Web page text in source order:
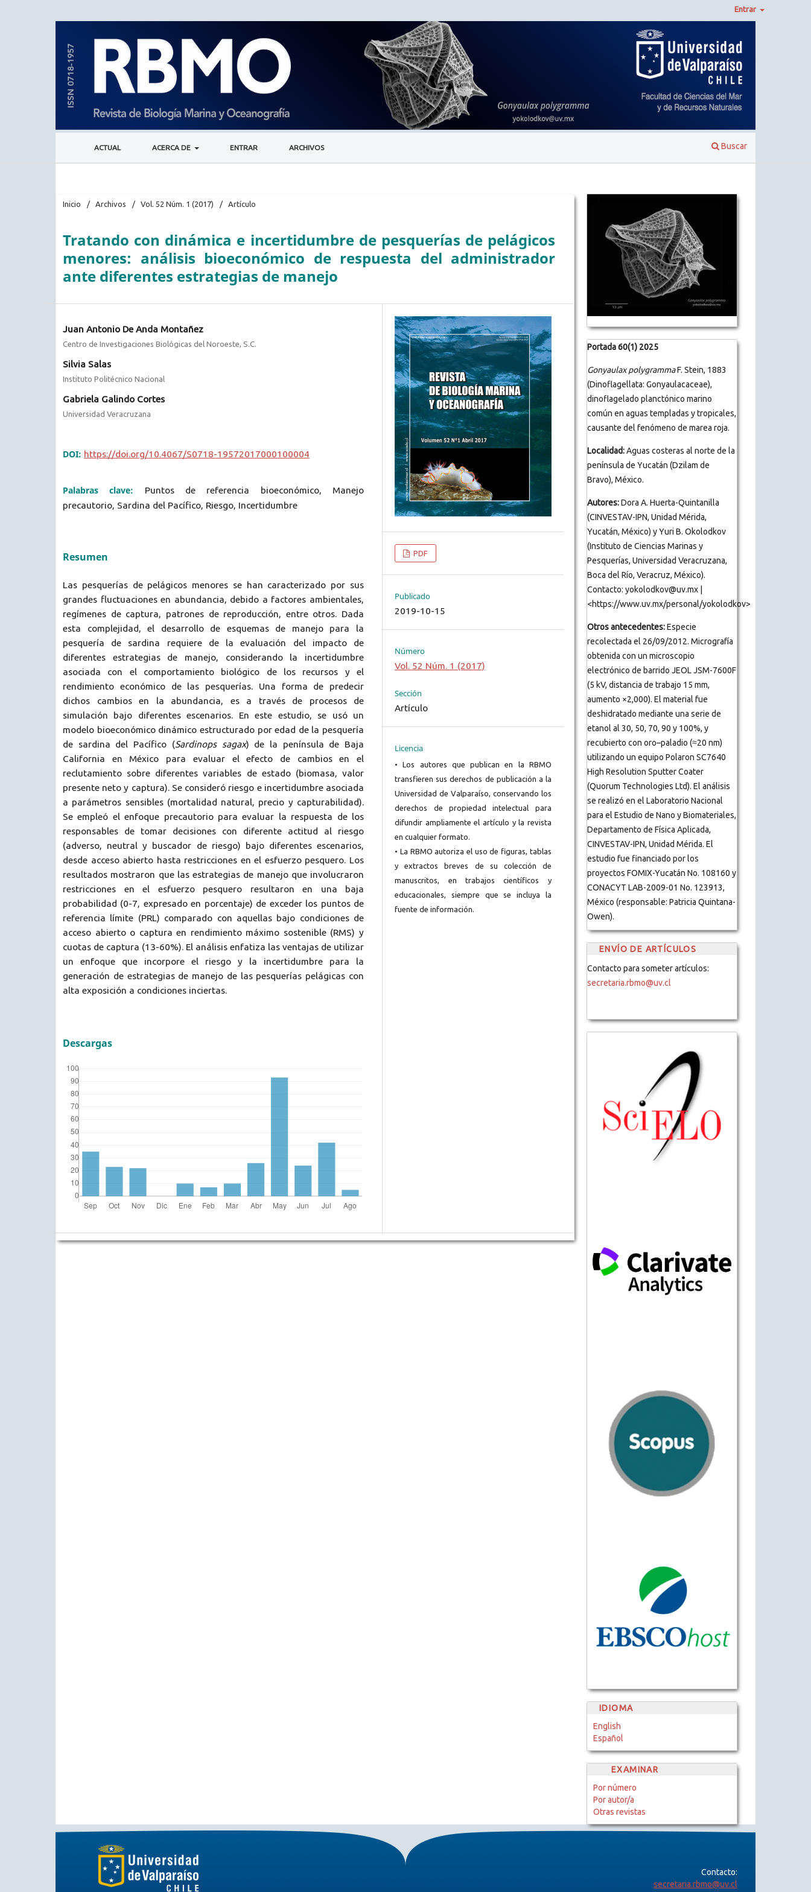
ACTUAL ACERCA DE ENTRAR ARCHIVOS Buscar
Entrar
Inicio / Archivos / Vol. 52 Núm. 1 (2017) / Artículo
Tratando con dinámica e incertidumbre de pesquerías de pelágicos
menores: análisis bioeconómico de respuesta del administrador
ante diferentes estrategias de manejo
Juan Antonio De Anda Montañez
Centro de Investigaciones Biológicas del Noroeste, S.C.
Silvia Salas
Instituto Politécnico Nacional
Gabriela Galindo Cortes
Universidad Veracruzana
DOI: https://doi.org/10.4067/S0718-19572017000100004
Palabras clave:
Puntos de referencia bioeconómico, Manejo
precautorio, Sardina del Pacífico, Riesgo, Incertidumbre
Resumen
Las pesquerías de pelágicos menores se han caracterizado por sus
grandes fluctuaciones en abundancia, debido a factores ambientales,
regímenes de captura, patrones de reproducción, entre otros. Dada
esta complejidad, el desarrollo de esquemas de manejo para la
pesquería de sardina requiere de la evaluación del impacto de
diferentes estrategias de manejo, considerando la incertidumbre
asociada con el comportamiento biológico de los recursos y el
rendimiento económico de las pesquerías. Una forma de predecir
dichos cambios en la abundancia, es a través de procesos de
simulación bajo diferentes escenarios. En este estudio, se usó un
modelo bioeconómico dinámico estructurado por edad de la pesquería
de sardina del Pacífico (Sardinops sagax) de la península de Baja
California en México para evaluar el efecto de cambios en el
reclutamiento sobre diferentes variables de estado (biomasa, valor
presente neto y captura). Se consideró riesgo e incertidumbre asociada
a parámetros sensibles (mortalidad natural, precio y capturabilidad).
Se empleó el enfoque precautorio para evaluar la respuesta de los
responsables de tomar decisiones con diferente actitud al riesgo
(adverso, neutral y buscador de riesgo) bajo diferentes escenarios,
desde acceso abierto hasta restricciones en el esfuerzo pesquero. Los
resultados mostraron que las estrategias de manejo que involucraron
restricciones en el esfuerzo pesquero resultaron en una baja
probabilidad (0-7, expresado en porcentaje) de exceder los puntos de
referencia límite (PRL) comparado con aquellas bajo condiciones de
acceso abierto o captura en rendimiento máximo sostenible (RMS) y
cuotas de captura (13-60%). El análisis enfatiza las ventajas de utilizar
un enfoque que incorpore el riesgo y la incertidumbre para la
generación de estrategias de manejo de las pesquerías pelágicas con
alta exposición a condiciones inciertas.
Descargas
PDF
Publicado
2019-10-15
Número
Vol. 52 Núm. 1 (2017)
Sección
Artículo
Licencia
• Los autores que publican en la RBMO
transfieren sus derechos de publicación a la
Universidad de Valparaíso, conservando los
derechos de propiedad intelectual para
difundir ampliamente el artículo y la revista
en cualquier formato.
• La RBMO autoriza el uso de figuras, tablas
y extractos breves de su colección de
manuscritos, en trabajos científicos y
educacionales, siempre que se incluya la
fuente de información.
Portada 60(1) 2025
Gonyaulax polygrammaF. Stein, 1883
(Dinoflagellata: Gonyaulacaceae),
dinoflagelado planctónico marino
común en aguas templadas y tropicales,
causante del fenómeno de marea roja.
Localidad:Aguas costeras al norte de la
península de Yucatán (Dzilam de
Bravo), México.
Autores:Dora A. Huerta-Quintanilla
(CINVESTAV-IPN, Unidad Mérida,
Yucatán, México) y Yuri B. Okolodkov
(Instituto de Ciencias Marinas y
Pesquerías, Universidad Veracruzana,
Boca del Río, Veracruz, México).
Contacto: yokolodkov@uv.mx |
<https://www.uv.mx/personal/yokolodkov>
Otros antecedentes:Especie
recolectada el 26/09/2012. Micrografía
obtenida con un microscopio
electrónico de barrido JEOL JSM-7600F
(5 kV, distancia de trabajo 15 mm,
aumento ×2,000). El material fue
deshidratado mediante una serie de
etanol al 30, 50, 70, 90 y 100%, y
recubierto con oro–paladio (≈20 nm)
utilizando un equipo Polaron SC7640
High Resolution Sputter Coater
(Quorum Technologies Ltd). El análisis
se realizó en el Laboratorio Nacional
para el Estudio de Nano y Biomateriales,
Departamento de Física Aplicada,
CINVESTAV-IPN, Unidad Mérida. El
estudio fue financiado por los
proyectos FOMIX-Yucatán No. 108160 y
CONACYT LAB-2009-01 No. 123913,
México (responsable: Patricia Quintana-
Owen).
ENVÍO DE ARTÍCULOS
Contacto para someter artículos:
secretaria.rbmo@uv.cl
IDIOMA
English
Español
EXAMINAR
Por número
Por autor/a
Otras revistas
Contacto:
secretaria.rbmo@uv.cl